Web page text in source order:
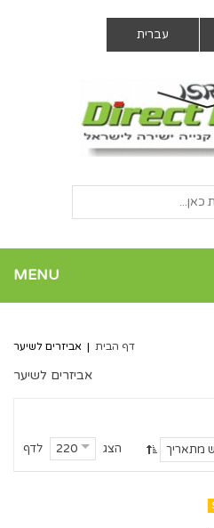
עברית
MENU
דף הבית | אביזרים לשיער
אביזרים לשיער
הצג 220 לדף מתאריך